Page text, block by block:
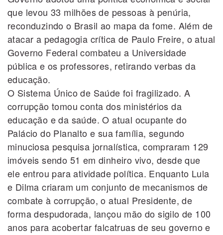
que levou 33 milhões de pessoas à penúria,
reconduzindo o Brasil ao mapa da fome. Além de
atacar a pedagogia crítica de Paulo Freire, o atual
Governo Federal combateu a Universidade
pública e os professores, retirando verbas da
educação.
O Sistema Único de Saúde foi fragilizado. A
corrupção tomou conta dos ministérios da
educação e da saúde. O atual ocupante do
Palácio do Planalto e sua família, segundo
minuciosa pesquisa jornalística, compraram 129
imóveis sendo 51 em dinheiro vivo, desde que
ele entrou para atividade política. Enquanto Lula
e Dilma criaram um conjunto de mecanismos de
combate à corrupção, o atual Presidente, de
forma despudorada, lançou mão do sigilo de 100
anos para acobertar falcatruas de seu governo e